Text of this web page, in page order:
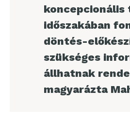
koncepcionális
időszakában
döntés-
szükséges
állhatnak
magyarázta